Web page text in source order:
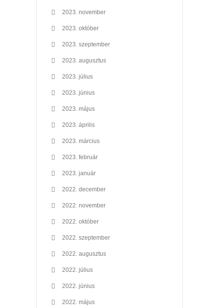
2023. november
2023. október
2023. szeptember
2023. augusztus
2023. július
2023. június
2023. május
2023. április
2023. március
2023. február
2023. január
2022. december
2022. november
2022. október
2022. szeptember
2022. augusztus
2022. július
2022. június
2022. május